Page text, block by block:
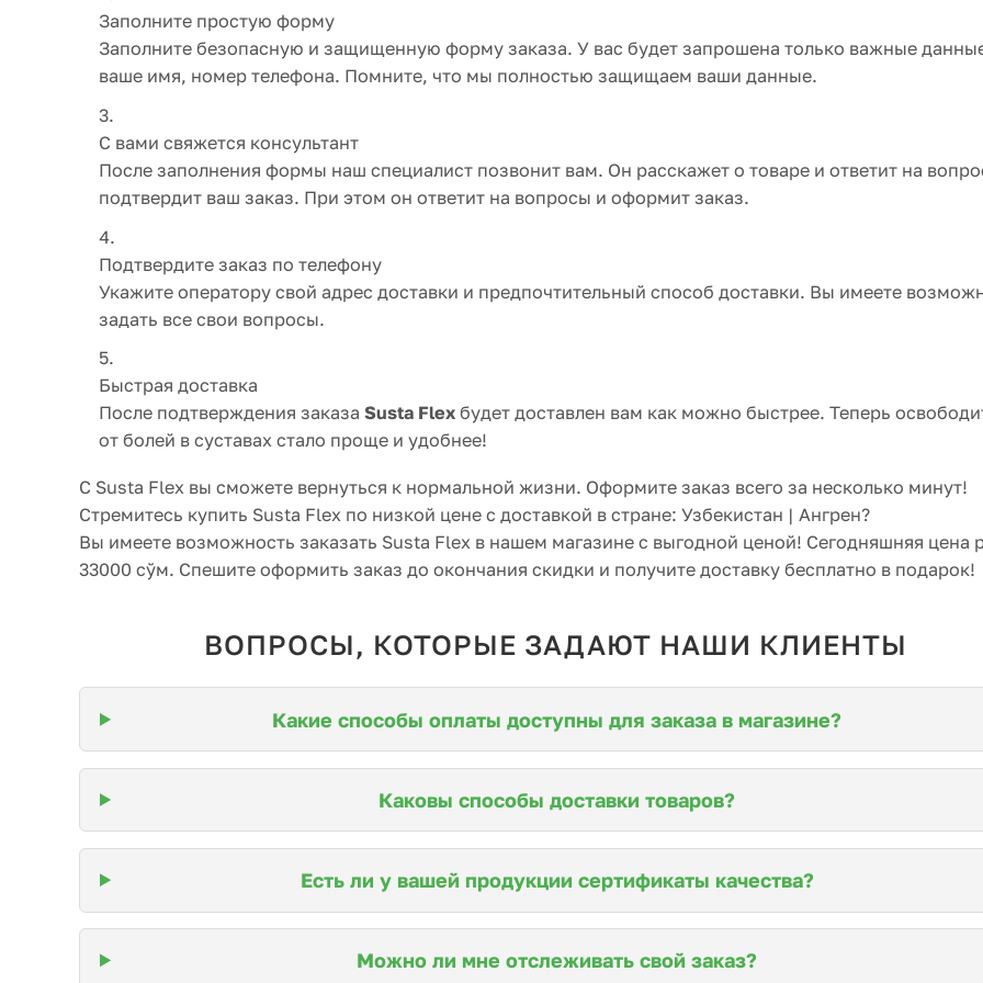
Заполните простую форму
Заполните безопасную и защищенную форму заказа. У вас будет запрошена только важные
ваше имя, номер телефона. Помните, что мы полностью защищаем ваши данные.
С вами свяжется консультант
После заполнения формы наш специалист позвонит вам. Он расскажет о товаре и ответит на
подтвердит ваш заказ. При этом он ответит на вопросы и оформит заказ.
Подтвердите заказ по телефону
Укажите оператору свой адрес доставки и предпочтительный способ доставки. Вы имеете
задать все свои вопросы.
Быстрая доставка
После подтверждения заказа Susta Flex будет доставлен вам как можно быстрее. Теперь
от болей в суставах стало проще и удобнее!
С Susta Flex вы сможете вернуться к нормальной жизни. Оформите заказ всего за несколько минут!
Стремитесь купить Susta Flex по низкой цене с доставкой в стране: Узбекистан | Ангрен?
Вы имеете возможность заказать Susta Flex в нашем магазине с выгодной ценой! Сегодняшняя цена
33000 сўм. Спешите оформить заказ до окончания скидки и получите доставку бесплатно в подарок!
ВОПРОСЫ, КОТОРЫЕ ЗАДАЮТ НАШИ КЛИЕНТЫ
Какие способы оплаты доступны для заказа в магазине?
Каковы способы доставки товаров?
Есть ли у вашей продукции сертификаты качества?
Можно ли мне отслеживать свой заказ?